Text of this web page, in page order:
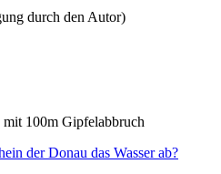
durch den Autor)
100m Gipfelabbruch
der Donau das Wasser ab?